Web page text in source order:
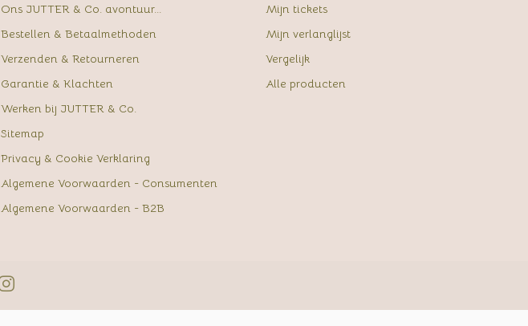
Ons JUTTER & Co. avontuur...
Bestellen & Betaalmethoden
Verzenden & Retourneren
Garantie & Klachten
Werken bij JUTTER & Co.
Sitemap
Privacy & Cookie Verklaring
Algemene Voorwaarden - Consumenten
Algemene Voorwaarden - B2B
Mijn tickets
Mijn verlanglijst
Vergelijk
Alle producten